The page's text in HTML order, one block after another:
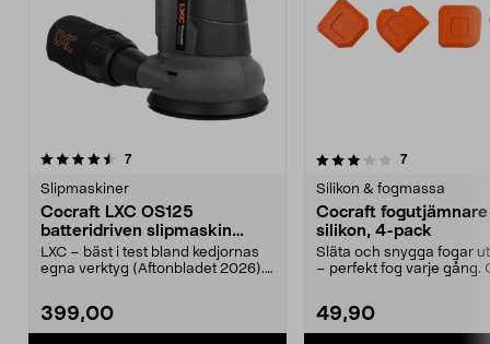
7recensioner
Slipmaskiner
Cocraft LXC OS125
batteridriven slipmaskin
oscillerande 18 V
LXC – bäst i test bland kedjornas
egna verktyg (Aftonbladet 2026).
399,00
3.5 av 5 stjärnor 7recensioner
Silikon & fogmassa
Cocraft
silikon, 4-pack
Släta och snygga fogar
– perfekt fog varje gång.
49,90
4.5 av 5 stjärnor